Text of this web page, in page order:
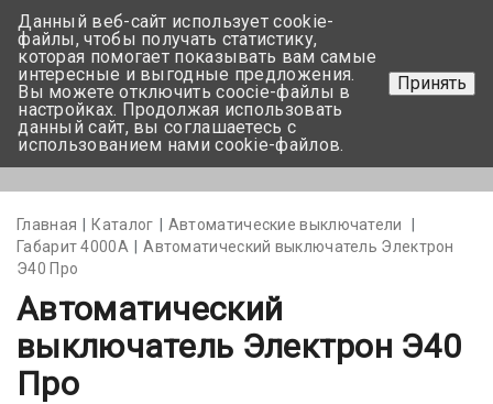
+375 17-350-99-56
+375 44-752-82-08
Задать вопрос
Главная Каталог
Автоматические выключатели
Габарит 4000А
Автоматический выключатель Электрон
Э40 Про
Автоматический
выключатель Электрон Э40
Про
Данный веб-сайт использует cookie-
файлы, чтобы получать статистику,
которая помогает показывать вам самые
интересные и выгодные предложения.
Вы можете отключить coocie-файлы в
настройках. Продолжая использовать
данный сайт, вы соглашаетесь с
использованием нами cookie-файлов.
Принять